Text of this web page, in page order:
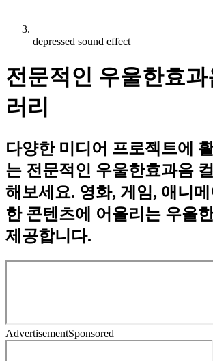
depressed sound effect
전문적인 우울한효
러리
다양한 미디어 프로젝트에
는 전문적인 우울한효과음
해보세요. 영화, 게임, 애니
한 콘텐츠에 어울리는 우울
제공합니다.
AdvertisementSponsored